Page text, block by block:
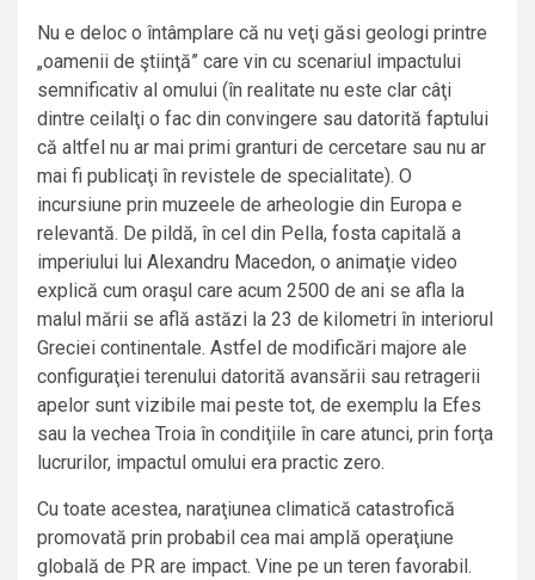
Nu e deloc o întâmplare că nu veţi găsi geologi printre
„oamenii de ştiinţă” care vin cu scenariul impactului
semnificativ al omului (în realitate nu este clar câţi
dintre ceilalţi o fac din convingere sau datorită faptului
că altfel nu ar mai primi granturi de cercetare sau nu ar
mai fi publicaţi în revistele de specialitate). O
incursiune prin muzeele de arheologie din Europa e
relevantă. De pildă, în cel din Pella, fosta capitală a
imperiului lui Alexandru Macedon, o animaţie video
explică cum oraşul care acum 2500 de ani se afla la
malul mării se află astăzi la 23 de kilometri în interiorul
Greciei continentale. Astfel de modificări majore ale
configuraţiei terenului datorită avansării sau retragerii
apelor sunt vizibile mai peste tot, de exemplu la Efes
sau la vechea Troia în condiţiile în care atunci, prin forţa
lucrurilor, impactul omului era practic zero.
Cu toate acestea, naraţiunea climatică catastrofică
promovată prin probabil cea mai amplă operaţiune
globală de PR are impact. Vine pe un teren favorabil.